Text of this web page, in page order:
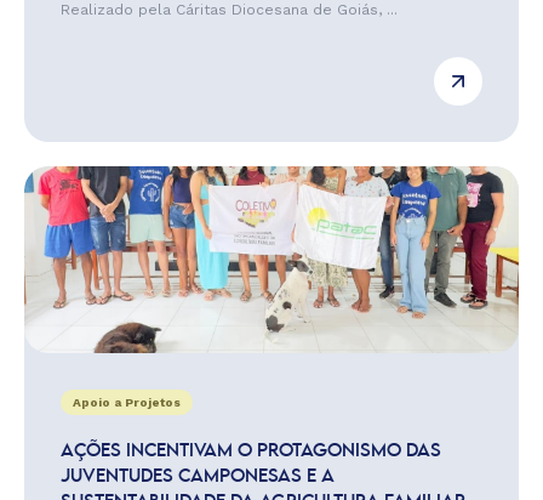
Realizado pela Cáritas Diocesana de Goiás, ...
Apoio a Projetos
AÇÕES INCENTIVAM O PROTAGONISMO DAS
JUVENTUDES CAMPONESAS E A